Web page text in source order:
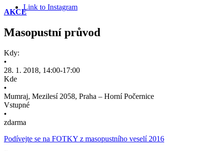
Link to Instagram
AKCE
Masopustní průvod
Kdy:
•
28. 1. 2018, 14:00-17:00
Kde
•
Mumraj, Mezilesí 2058, Praha – Horní Počernice
Vstupné
•
zdarma
Podívejte se na FOTKY z masopustního veselí 2016